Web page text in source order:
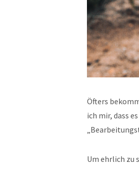
Öfters
ich mir, dass
Um ehrlich zu